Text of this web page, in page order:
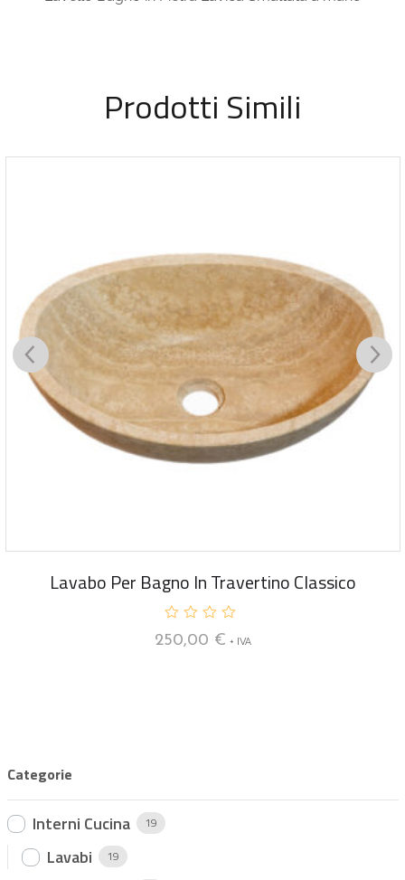
Prodotti Simili
Lavabo Per Bagno In Travertino Classico
V
a
250,00 € + IVA
Categorie
Interni Cucina 19
Lavabi 19